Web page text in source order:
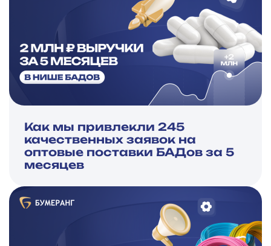
Как мы привлекли 245
качественных заявок на
оптовые поставки БАДов за 5
месяцев